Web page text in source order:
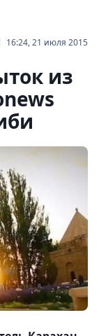
16:24, 21 июля 2015
из